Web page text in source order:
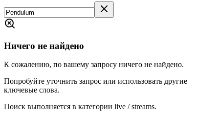
Ничего не найдено
К сожалению, по вашему запросу ничего не найдено.
Попробуйте уточнить запрос или использовать другие
ключевые слова.
Поиск выполняется в категории live / streams.